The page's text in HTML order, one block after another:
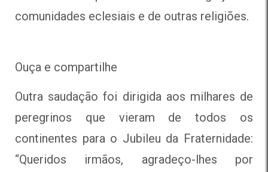
comunidades eclesiais e de outras religiões.
Ouça e compartilhe
Outra saudação foi dirigida aos milhares de
peregrinos que vieram de todos os
continentes para o Jubileu da Fraternidade:
“Queridos irmãos, agradeço-lhes por